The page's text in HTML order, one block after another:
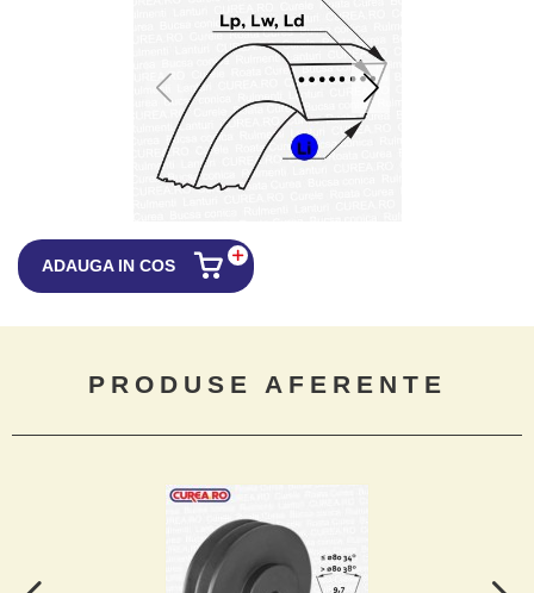
ADAUGA IN COS
PRODUSE AFERENTE